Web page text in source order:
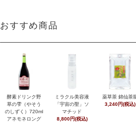
おすすめ商品
酵素ドリンク野
草の雫（やそう
のしずく）720ml
アネモネロング
ミラクル美容液
「宇宙の聖」ソ
マチッド
8,800円(税込)
薬草茶 錦仙茶
3,240円(税込)